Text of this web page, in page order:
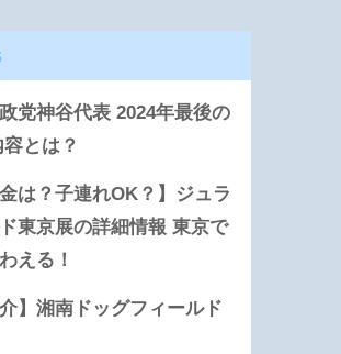
党神谷代表 2024年最後の
とは？
は？子連れOK？】ジュラ
東京展の詳細情報 東京で
える！
】湘南ドッグフィールド